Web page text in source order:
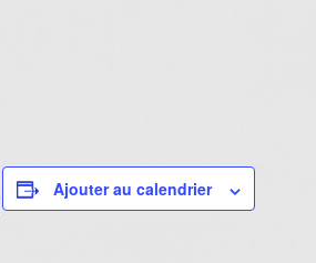
Ajouter au calendrier